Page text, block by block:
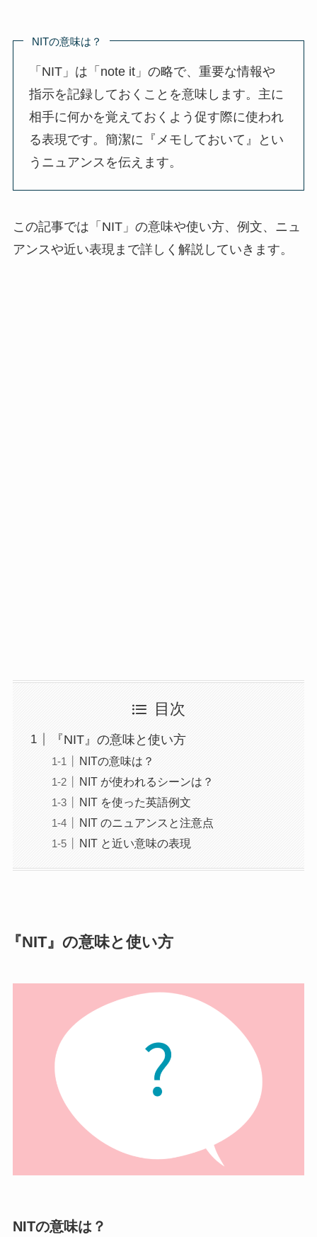
NITの意味は？
「NIT」は「note it」の略で、重要な情報や
指示を記録しておくことを意味します。主に
相手に何かを覚えておくよう促す際に使われ
る表現です。簡潔に『メモしておいて』とい
うニュアンスを伝えます。
この記事では「NIT」の意味や使い方、例文、ニュ
アンスや近い表現まで詳しく解説していきます。
目次
『NIT』の意味と使い方
NITの意味は？
NIT が使われるシーンは？
NIT を使った英語例文
NIT のニュアンスと注意点
NIT と近い意味の表現
『NIT』の意味と使い方
NITの意味は？